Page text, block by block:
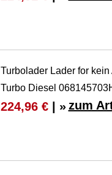
Turbolader Lader for
Turbo Diesel
224,96 €| » zum